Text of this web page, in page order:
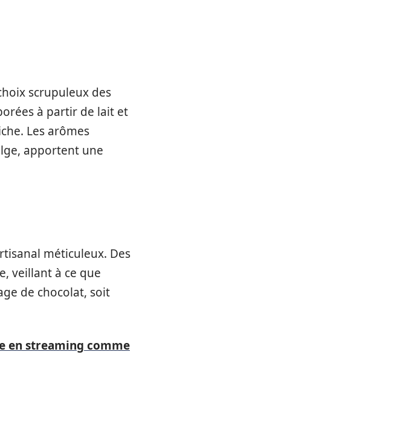
scrupuleux des
à partir de lait et
Les arômes
apportent une
méticuleux. Des
veillant à ce que
de chocolat, soit
en streaming comme